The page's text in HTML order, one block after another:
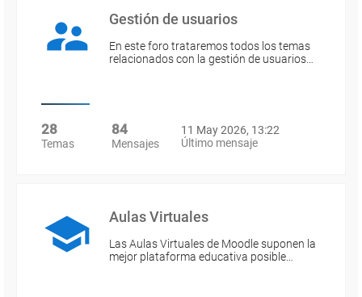
Gestión de usuarios
En este foro trataremos todos los temas
relacionados con la gestión de usuarios…
28
Temas
84
Mensajes
11 May 2026, 13:22
Último mensaje
Aulas Virtuales
Las Aulas Virtuales de Moodle suponen la
mejor plataforma educativa posible…